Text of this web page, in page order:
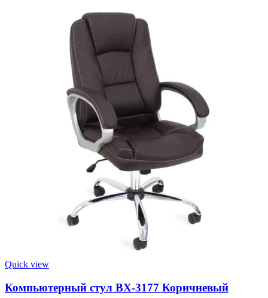
Quick view
Компьютерный стул BX-3177 Коричневый